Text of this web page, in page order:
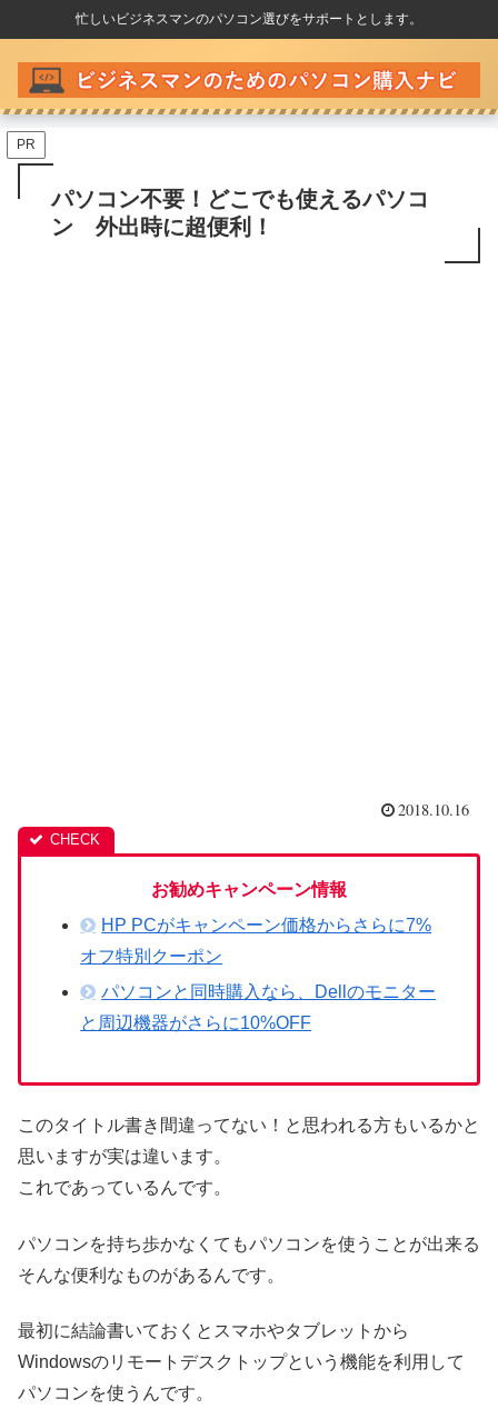
忙しいビジネスマンのパソコン選びをサポートとします。
PR
パソコン不要！どこでも使えるパソコ
ン 外出時に超便利！
2018.10.16
お勧めキャンペーン情報
HP PCがキャンペーン価格からさらに7%
オフ特別クーポン
パソコンと同時購入なら、Dellのモニター
と周辺機器がさらに10%OFF
このタイトル書き間違ってない！と思われる方もいるかと
思いますが実は違います。
これであっているんです。
パソコンを持ち歩かなくてもパソコンを使うことが出来る
そんな便利なものがあるんです。
最初に結論書いておくとスマホやタブレットから
Windowsのリモートデスクトップという機能を利用して
パソコンを使うんです。